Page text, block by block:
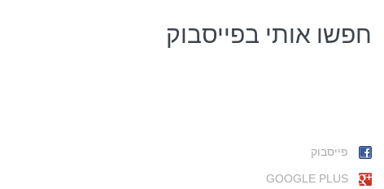
חפשו אותי בפייסבוק
פייסבוק
GOOGLE PLUS